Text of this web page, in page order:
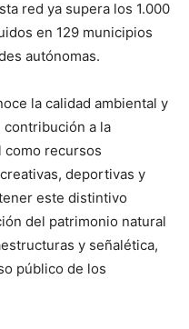
red ya supera los 1.000
en 129 municipios
autónomas.
la calidad ambiental y
contribución a la
como recursos
deportivas y
este distintivo
del patrimonio natural
y señalética,
público de los